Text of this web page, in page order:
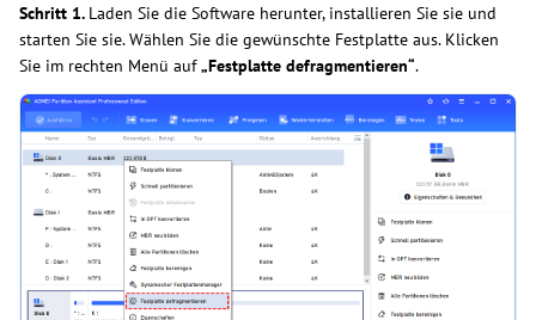
Schritt 1. Laden Sie die Software herunter, installieren Sie sie und
starten Sie sie. Wählen Sie die gewünschte Festplatte aus. Klicken
Sie im rechten Menü auf„Festplatte defragmentieren“.